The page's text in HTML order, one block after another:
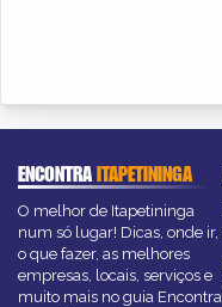
ENCONTRAITAPETININGA
O melhor de Itapetininga
num só lugar! Dicas, onde ir,
o que fazer, as melhores
empresas, locais, serviços e
muito mais no guia Encontra